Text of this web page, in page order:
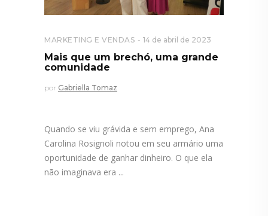
MARKETING E VENDAS 14 de abril de 2023
Mais que um brechó, uma grande
comunidade
por Gabriella Tomaz
Quando se viu grávida e sem emprego, Ana
Carolina Rosignoli notou em seu armário uma
oportunidade de ganhar dinheiro. O que ela
não imaginava era